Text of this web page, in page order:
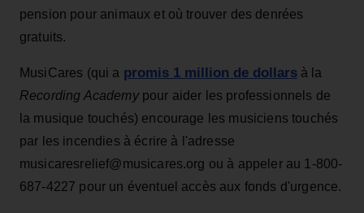
pension pour animaux et où trouver des denrées
gratuits.
MusiCares (qui a promis 1 million de dollarsà la
Recording Academy pour aider les professionnels de
la musique touchés) encourage les musiciens touchés
par les incendies à écrire à l'adresse
musicaresrelief@musicares.org ou à appeler au 1-800-
687-4227 pour un éventuel accès aux fonds d'urgence.